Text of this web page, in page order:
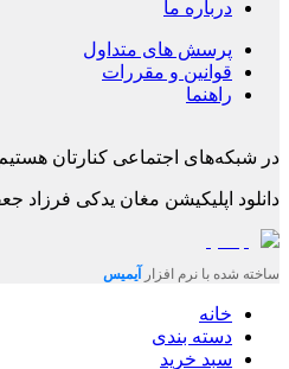
درباره ما
پرسش های متداول
قوانین و مقررات
راهنما
در شبکه‌های اجتماعی کنارتان
دانلود اپلیکیشن مغان یدکی فرزاد
ساخته شده با نرم افزار آیمیس
خانه
دسته بندی
سبد خرید